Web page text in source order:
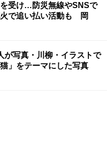
受け…防災無線やSNSで
で追い払い活動も 岡
が写真・川柳・イラストで
」をテーマにした写真